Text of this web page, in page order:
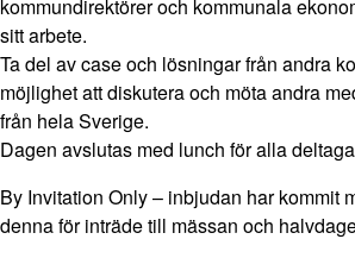
kommundirektörer och kommunala
sitt arbete.
Ta del av case och lösningar från andra
möjlighet att diskutera och möta andra
från hela Sverige.
Dagen avslutas med lunch för alla
By Invitation Only – inbjudan har kommit
denna för inträde till mässan och